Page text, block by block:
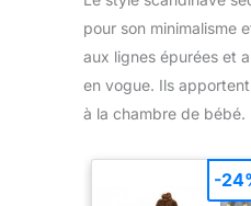
pour son minimalisme
aux lignes épurées et
en vogue. Ils
à la chambre de bébé.
-